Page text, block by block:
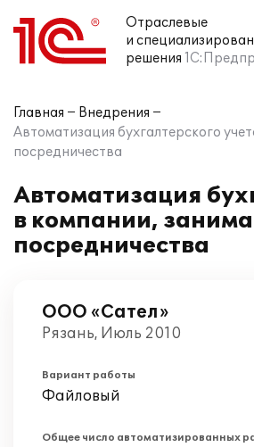
Отраслевые
и
решения
Главная
Внедрения
Автоматизация бухгалтерского
посредничества
Автоматизация
в компании,
посредничества
ООО «Сател»
Рязань, Июль 2010
Вариант работы
Файловый
Общее число автоматизированных